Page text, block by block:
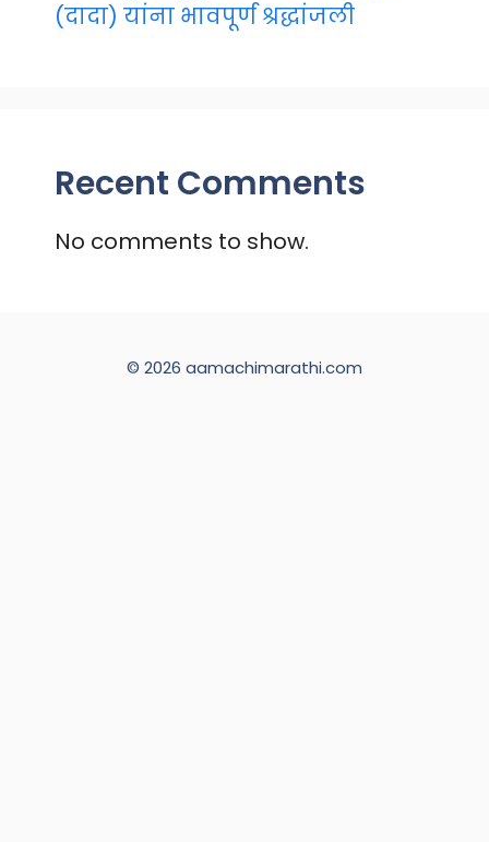
(दादा) यांना भावपूर्ण श्रद्धांजली
Recent Comments
No comments to show.
© 2026 aamachimarathi.com